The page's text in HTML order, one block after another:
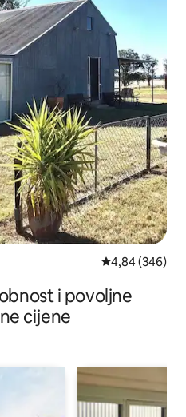
Prosječna
4,84 (346)
i povoljne
cijene